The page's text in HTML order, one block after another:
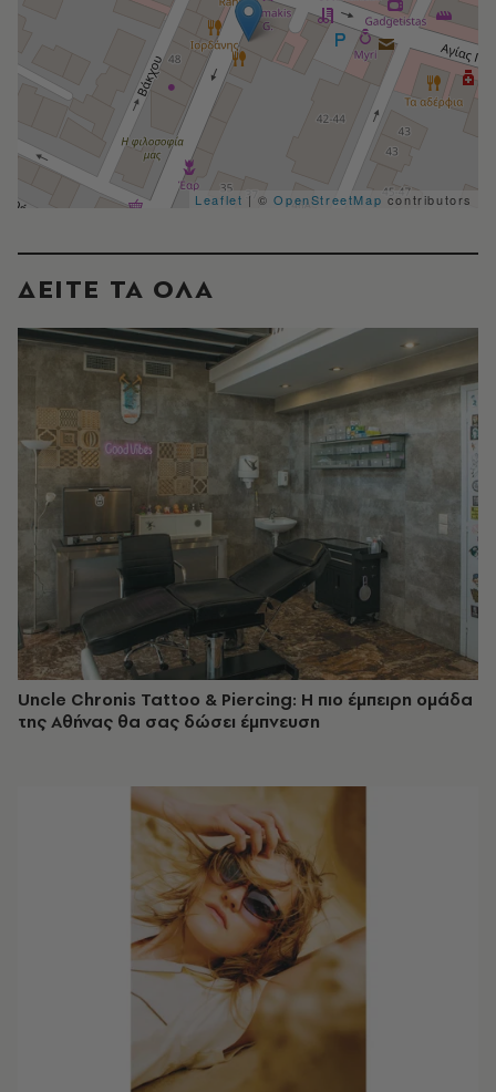
Leaflet | ©OpenStreetMap contributors
ΔΕΙΤΕ ΤΑ ΟΛΑ
Uncle Chronis Tattoo & Piercing: Η πιο έμπειρη ομάδα
της Αθήνας θα σας δώσει έμπνευση